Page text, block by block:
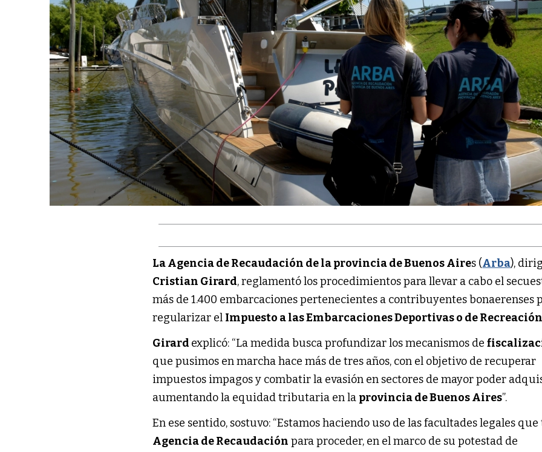
La Agencia de Recaudación de la provincia de Buenos Aires (Arba),
Cristian Girard, reglamentó los procedimientos para llevar a cabo el
más de 1.400 embarcaciones pertenecientes a contribuyentes bonaerenses
regularizar el Impuesto a las Embarcaciones Deportivas o de Recreación
Girard explicó: “La medida busca profundizar los mecanismos de
que pusimos en marcha hace más de tres años, con el objetivo de recuperar
impuestos impagos y combatir la evasión en sectores de mayor poder
aumentando la equidad tributaria en la provincia de Buenos Aires”.
En ese sentido, sostuvo: “Estamos haciendo uso de las facultades legales
Agencia de Recaudación para proceder, en el marco de su potestad de